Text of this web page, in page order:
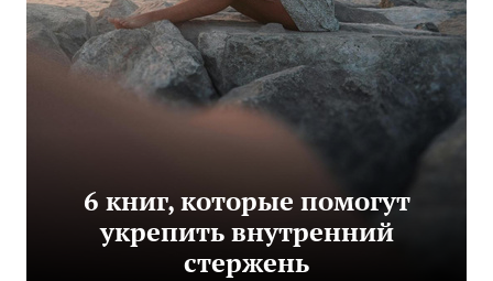
6 книг, которые помогут
укрепить внутренний
стержень